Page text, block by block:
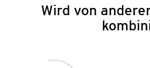
Wird von